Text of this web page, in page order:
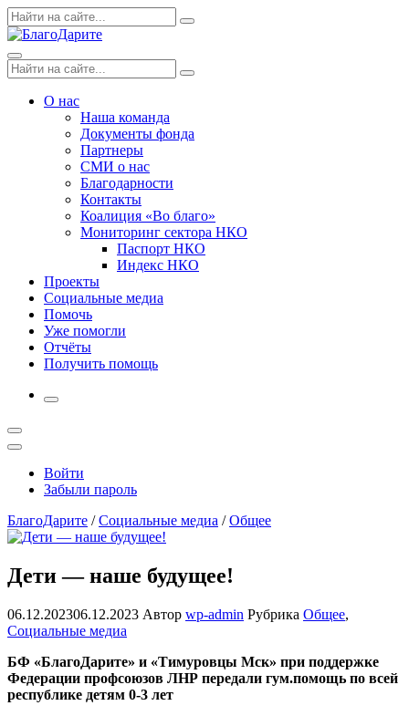
Skip
to
Поиск
по:
Search
Menu
Поиск
по:
Search
О нас
Наша команда
Документы фонда
Партнеры
СМИ о нас
Благодарности
Контакты
Коалиция «Во благо»
Мониторинг сектора НКО
Паспорт НКО
Индекс НКО
Проекты
Социальные медиа
Помочь
Уже помогли
Отчёты
Получить помощь
More
Открыть
поиск
Профиль
Войти
Забыли пароль
БлагоДарите /Социальные медиа /Общее
Дети — наше будущее!
06.12.202306.12.2023 Автор wp-admin Рубрика Общее,
Социальные медиа
БФ «БлагоДарите» и «Тимуровцы Мск» при поддержке
Федерации профсоюзов ЛНР передали гум.помощь по всей
республике детям 0-3 лет